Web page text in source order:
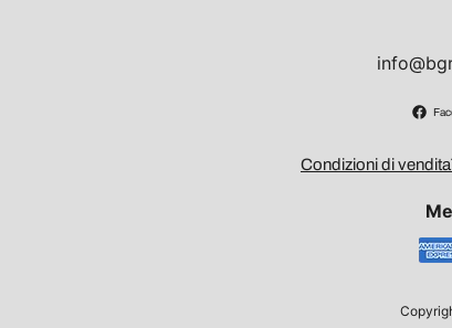
Condizioni di vendita